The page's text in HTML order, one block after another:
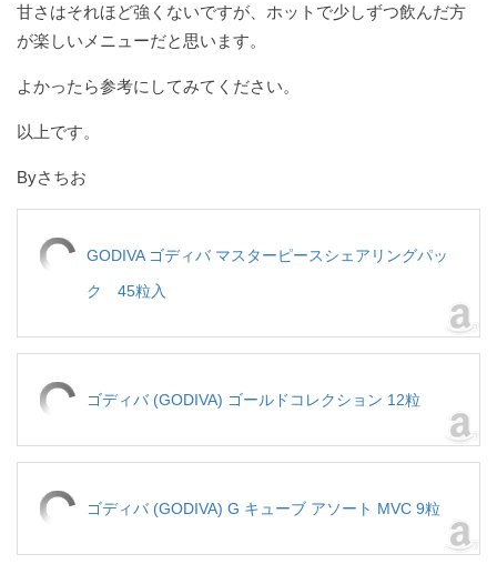
甘さはそれほど強くないですが、ホットで少しずつ飲んだ方
が楽しいメニューだと思います。
よかったら参考にしてみてください。
以上です。
Byさちお
GODIVA ゴディバ マスターピースシェアリングパッ
ク 45粒入
ゴディバ (GODIVA) ゴールドコレクション 12粒
ゴディバ (GODIVA) G キューブ アソート MVC 9粒